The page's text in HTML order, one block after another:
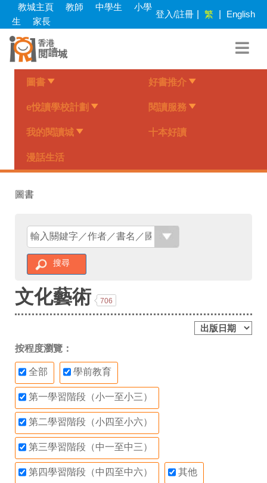
Skip
main
content
教城主頁 教師 中學生
小學
生
家長
登入/註冊 繁 English
圖書 好書推介
e悅讀學校計劃 閱讀服務
我的閱讀城 十本好讀
漫話生活
圖書
搜尋
文化藝術 706
按程度瀏覽：
全部 學前教育
第一學習階段（小一至小三）
第二學習階段（小四至小六）
第三學習階段（中一至中三）
第四學習階段（中四至中六） 其他